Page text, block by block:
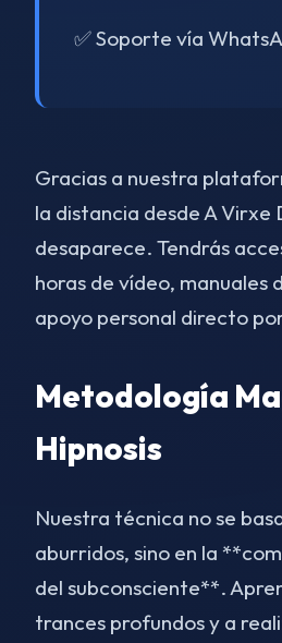
✅ Soporte vía
Gracias a nuestra
la distancia desde A Virxe
desaparece. Tendrás
horas de vídeo, manuales
apoyo personal directo
Metodología
Hipnosis
Nuestra técnica no se
aburridos, sino en la
del subconsciente**.
trances profundos y a